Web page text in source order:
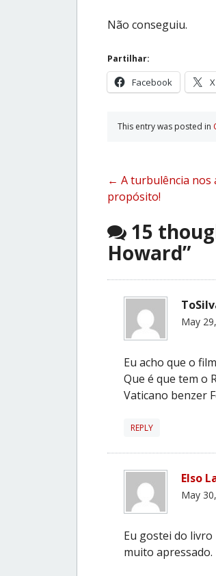
Não conseguiu.
Partilhar:
Facebook X
This entry was posted in
Post
← A turbulência nos
propósito!
15
Howard”
May
Eu acho que o
Que é que tem o
Vaticano benzer
REPLY
Elso
May
Eu gostei do livro
muito apressado.